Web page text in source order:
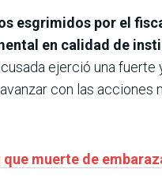
esgrimidos por el
en calidad de
ejerció una
con las
muerte de